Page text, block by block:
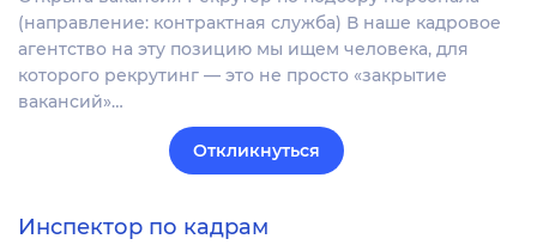
(направление: контрактная служба) В наше кадровое
агентство на эту позицию мы ищем человека, для
которого рекрутинг — это не просто «закрытие
вакансий»…
Откликнуться
Инспектор по кадрам